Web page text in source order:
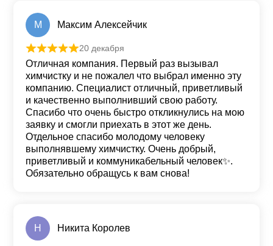
М Максим Алексейчик
Оценка из 5
20 декабря
Отличная компания. Первый раз вызывал
химчистку и не пожалел что выбрал именно эту
компанию. Специалист отличный, приветливый
и качественно выполнивший свою работу.
Спасибо что очень быстро откликнулись на мою
заявку и смогли приехать в этот же день.
Отдельное спасибо молодому человеку
выполнявшему химчистку. Очень добрый,
приветливый и коммуникабельный человек✨.
Обязательно обращусь к вам снова!
Н Никита Королев